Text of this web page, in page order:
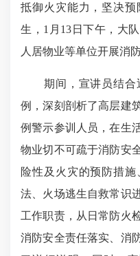
抵御火灾能力，坚决
生，1月13日下午，大
人居物业等单位开展消
期间，宣讲员结合
例，深刻剖析了高层建
例警示参训人员，在生
物业切不可疏于消防安
险性及火灾的预防措
法、火场逃生自救常识
工作职责，从日常防火
消防安全责任落实、消